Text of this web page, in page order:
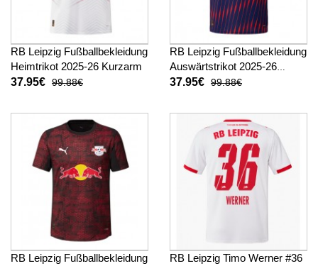
RB Leipzig Fußballbekleidung
Heimtrikot 2025-26 Kurzarm
37.95€ 99.88€
RB Leipzig Fußballbekleidung
Auswärtstrikot 2025-26
Kurzarm
37.95€ 99.88€
RB Leipzig Fußballbekleidung
RB Leipzig Timo Werner #36